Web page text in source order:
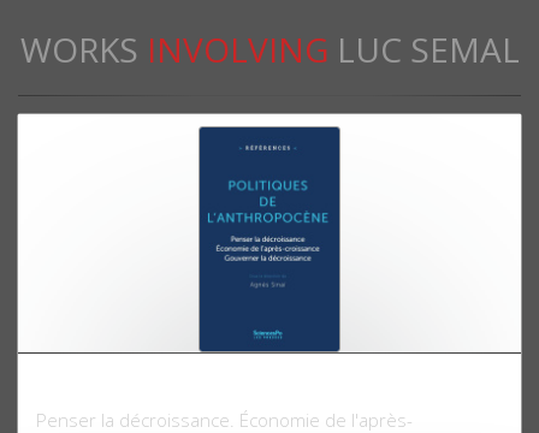
WORKS INVOLVING LUC SEMAL
Penser la décroissance. Économie de l'après-